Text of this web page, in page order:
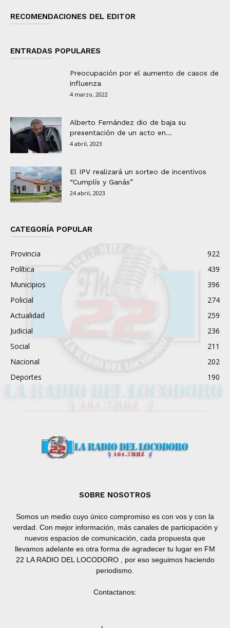
RECOMENDACIONES DEL EDITOR
ENTRADAS POPULARES
Preocupación por el aumento de casos de
influenza
4 marzo, 2022
Alberto Fernández dio de baja su
presentación de un acto en...
4 abril, 2023
El IPV realizará un sorteo de incentivos
“Cumplís y Ganás”
24 abril, 2023
CATEGORÍA POPULAR
Provincia
922
Política
439
Municipios
396
Policial
274
Actualidad
259
Judicial
236
Social
211
Nacional
202
Deportes
190
SOBRE NOSOTROS
Somos un medio cuyo único compromiso es con vos y con la
verdad. Con mejor información, más canales de participación y
nuevos espacios de comunicación, cada propuesta que
llevamos adelante es otra forma de agradecer tu lugar en FM
22 LA RADIO DEL LOCODORO , por eso seguimos haciendo
periodismo.
Contactanos: